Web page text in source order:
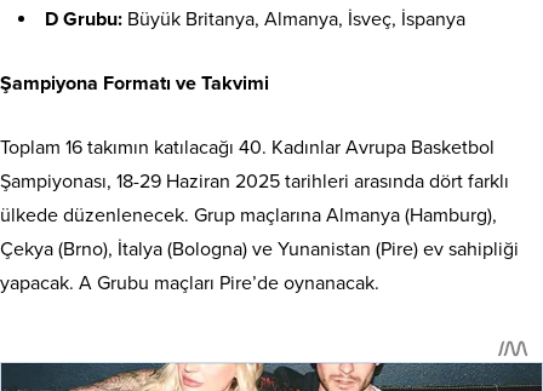
D Grubu: Büyük Britanya, Almanya, İsveç, İspanya
Şampiyona Formatı ve Takvimi
Toplam 16 takımın katılacağı 40. Kadınlar Avrupa Basketbol
Şampiyonası, 18-29 Haziran 2025 tarihleri arasında dört farklı
ülkede düzenlenecek. Grup maçlarına Almanya (Hamburg),
Çekya (Brno), İtalya (Bologna) ve Yunanistan (Pire) ev sahipliği
yapacak. A Grubu maçları Pire’de oynanacak.